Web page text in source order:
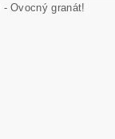
- Ovocný granát!